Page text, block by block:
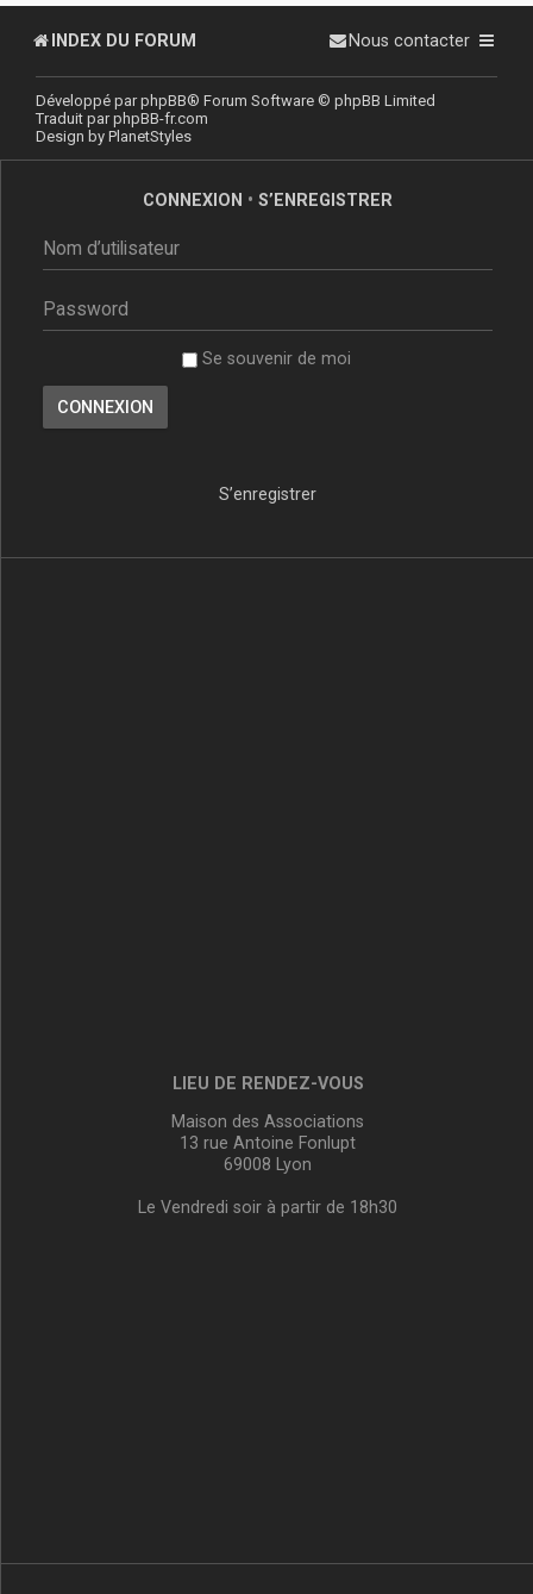
INDEX DU FORUM Nous contacter
Développé parphpBB® Forum Software © phpBB Limited
Traduit parphpBB-fr.com
Design by PlanetStyles
CONNEXION • S’ENREGISTRER
Se souvenir de moi
S’enregistrer
LIEU DE RENDEZ-VOUS
Maison des Associations
13 rue Antoine Fonlupt
69008 Lyon
Le Vendredi soir à partir de 18h30